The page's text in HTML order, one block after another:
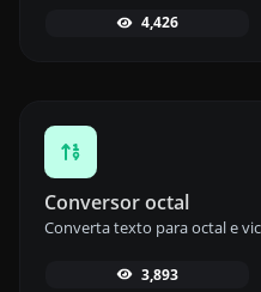
4,426
Conversor octal
3,893